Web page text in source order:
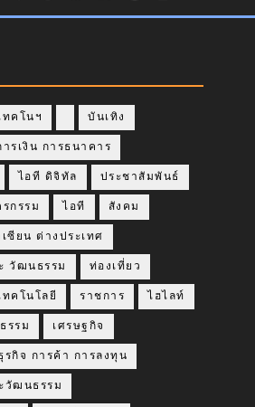
คโนฯ บันเทิง
ารเงิน การธนาคาร
ไอที ดิจิทัล ประชาสัมพันธ์
กรรม ไอที สังคม
เซียน ต่างประเทศ
วัฒนธรรม ท่องเที่ยว
คโนโลยี ราชการ ไฮไลท์
รรม เศรษฐกิจ
รกิจ การค้า การลงทุน
วัฒนธรรม